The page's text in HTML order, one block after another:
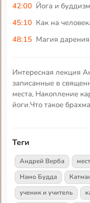
42:00 Йога и буддизм
45:10 Как на
48:15 Магия
Интересная лекция
записанные в
места, Накопление
йоги.Что такое
Теги
Андрей Верба
Намо Будда
ученик и учитель